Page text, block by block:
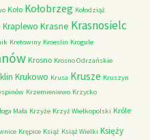
Koło Kołobrzeg Kołodziąż
Kraplewo Krasne Krasnosielc
Kretowiny Kroeslin Krogule
Krosno Krosno Odrzańskie
Krukowo Krusa Krusze Kruszyn
Krzemieniewo Krzycko
Mała Krzyże Krzyż Wielkopolski Króle
Krępice Książ Książ Wielki Księży